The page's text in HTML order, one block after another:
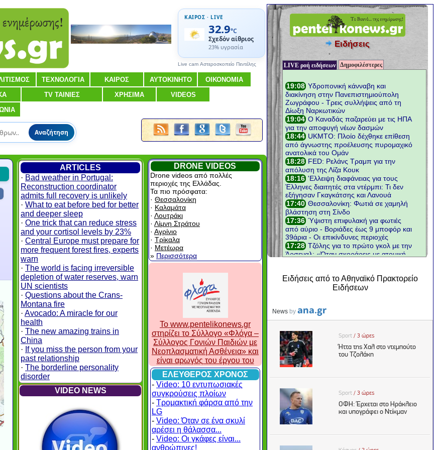
ΚΑΙΡΟΣ · LIVE
32.9°C
Σχεδόν αίθριος
23% υγρασία
Live cam Αστεροσκοπείο Πεντέλης
ΤΕΧΝΟΛΟΓΙΑ ΚΑΙΡΟΣ ΑΥΤΟΚΙΝΗΤΟ ΟΙΚΟΝΟΜΙΑ
TV ΤΑΙΝΙΕΣ ΧΡΗΣΙΜΑ VIDEOS
Αναζήτηση
ARTICLES
· Bad weather in Portugal:
Reconstruction coordinator
admits full recovery is unlikely
· What to eat before bed for better
and deeper sleep
· One trick that can reduce stress
and your cortisol levels by 23%
· Central Europe must prepare for
more frequent forest fires, experts
warn
· The world is facing irreversible
depletion of water reserves, warn
UN scientists
· Questions about the Crans-
Montana fire
· Avocado: A miracle for our
health
· The new amazing trains in
China
· If you miss the person from your
past relationship
· The borderline personality
disorder
VIDEO NEWS
DRONE VIDEOS
Drone videos από πολλές
περιοχές της Ελλάδας.
Τα πιο πρόσφατα:
· Θεσσαλονίκη
· Καλαμάτα
· Λουτράκι
· Λίμνη Στράτου
· Αγρίνιο
· Τρίκαλα
· Μετέωρα
» Περισσότερα
To www.pentelikonews.gr
στηρίζει το Σύλλογο «Φλόγα –
Σύλλογος Γονιών Παιδιών με
Νεοπλασματική Ασθένεια» και
είναι αρωγός του έργου του
ΕΛΕΥΘΕΡΟΣ ΧΡΟΝΟΣ
- Video: 10 εντυπωσιακές
συγκρούσεις πλοίων
- Τρομακτική φάρσα από την
LG
- Video: Όταν σε ένα σκυλί
αρέσει η θάλασσα...
- Video: Οι γκάφες είναι...
ανθρώπινες!
Ειδήσεις
LIVE ροή ειδήσεων Δημοφιλέστερες
Ειδήσεις από το Αθηναϊκό Πρακτορείο
Ειδήσεων